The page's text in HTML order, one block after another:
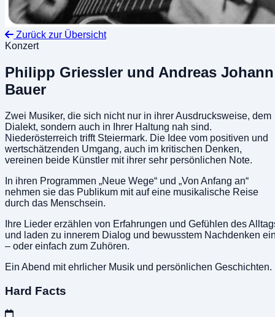
Zurück zur Übersicht
Konzert
Philipp Griessler und Andreas Johann
Bauer
Zwei Musiker, die sich nicht nur in ihrer Ausdrucksweise, dem
Dialekt, sondern auch in Ihrer Haltung nah sind.
Niederösterreich trifft Steiermark. Die Idee vom positiven und
wertschätzenden Umgang, auch im kritischen Denken,
vereinen beide Künstler mit ihrer sehr persönlichen Note.
In ihren Programmen „Neue Wege“ und „Von Anfang an“
nehmen sie das Publikum mit auf eine musikalische Reise
durch das Menschsein.
Ihre Lieder erzählen von Erfahrungen und Gefühlen des
und laden zu innerem Dialog und bewusstem Nachdenken
– oder einfach zum Zuhören.
Ein Abend mit ehrlicher Musik und persönlichen Geschichten.
Hard Facts